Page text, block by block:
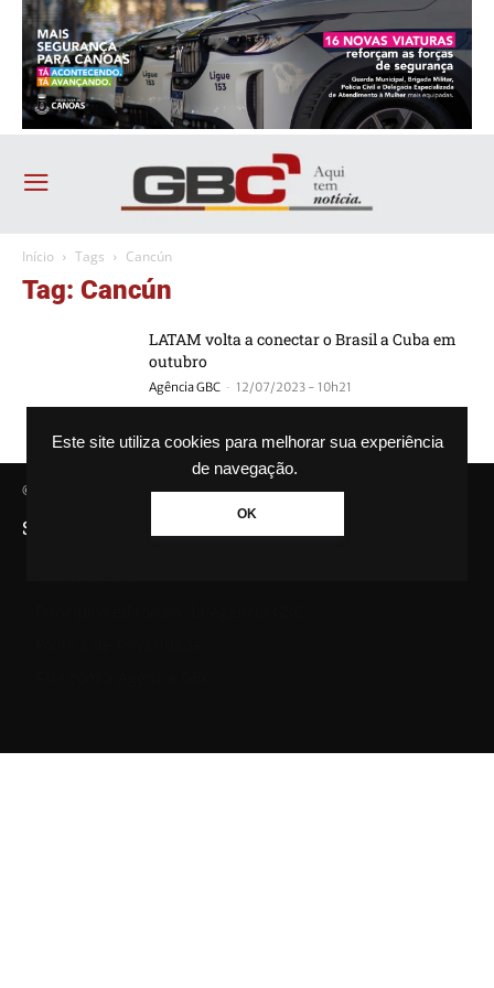
Este site utiliza cookies para melhorar sua experiência
de navegação.
OK
Início Tags Cancún
Tag: Cancún
LATAM volta a conectar o Brasil a Cuba em
outubro
Agência GBC - 12/07/2023 - 10h21
© Agência GBC. Aqui tem notícia. Todos os direitos reservados.
SAIBA MAIS SOBRE A AGÊNCIA GBC